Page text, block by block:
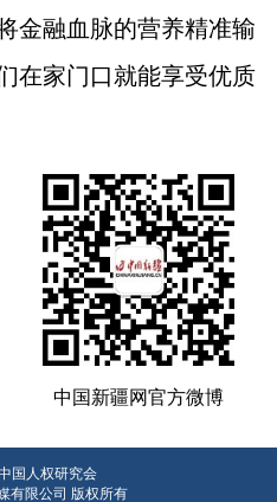
金融血脉的营养精准输
在家门口就能享受优质
中国新疆网官方微博
国人权研究会
有限公司 版权所有